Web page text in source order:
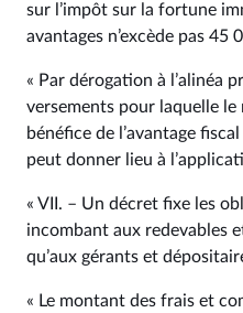
sur l’impôt sur la fortune
avantages n’excède pas 45
« Par dérogation à l’alinéa
versements pour laquelle le
bénéfice de l’avantage
peut donner lieu à
« VII. – Un décret fixe les
incombant aux redevables
qu’aux gérants et
« Le montant des frais et